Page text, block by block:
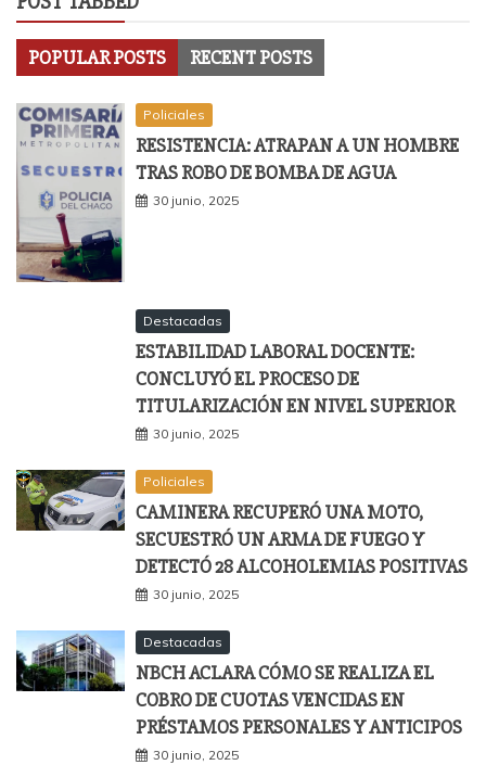
POPULAR POSTS RECENT POSTS
Policiales
RESISTENCIA: ATRAPAN A UN HOMBRE
TRAS ROBO DE BOMBA DE AGUA
30 junio, 2025
Destacadas
ESTABILIDAD LABORAL DOCENTE:
CONCLUYÓ EL PROCESO DE
TITULARIZACIÓN EN NIVEL SUPERIOR
30 junio, 2025
Policiales
CAMINERA RECUPERÓ UNA MOTO,
SECUESTRÓ UN ARMA DE FUEGO Y
DETECTÓ 28 ALCOHOLEMIAS POSITIVAS
30 junio, 2025
Destacadas
NBCH ACLARA CÓMO SE REALIZA EL
COBRO DE CUOTAS VENCIDAS EN
PRÉSTAMOS PERSONALES Y ANTICIPOS
30 junio, 2025